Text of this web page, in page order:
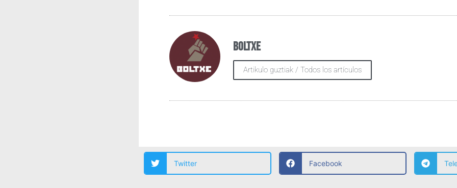
Boltxe
Artikulo guztiak / Todos los artículos
Twitter Facebook